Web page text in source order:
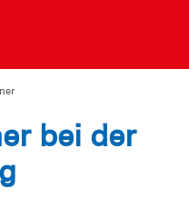
bei der